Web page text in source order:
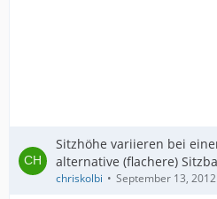
Sitzhöhe variieren bei
alternative (flachere)
chriskolbi September 13,